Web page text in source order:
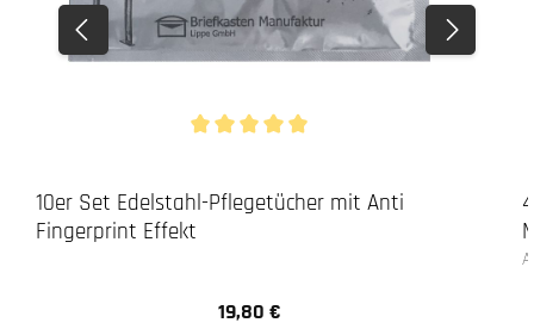
10er Set Edelstahl-Pflegetücher mit Anti
Fingerprint Effekt
Regulärer Preis:
19,80 €